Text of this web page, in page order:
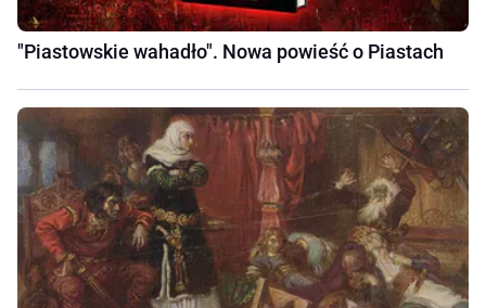
"Piastowskie wahadło". Nowa powieść o Piastach